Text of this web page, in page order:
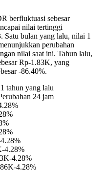
berfluktuasi sebesar
nilai tertinggi
Satu bulan yang lalu, nilai 1
perubahan
nilai saat ini. Tahun lalu,
Rp-1.83K, yang
-86.40%.
1 tahun yang lalu
24 jam
-4.28%
-4.28%
-4.28%